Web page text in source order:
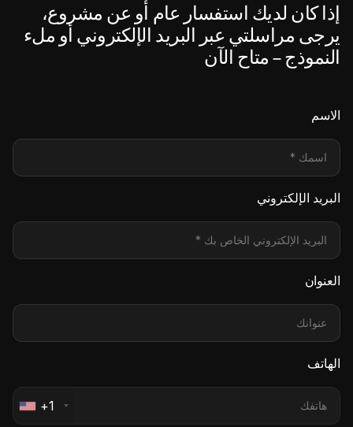
إذا كان لديك استفسار عام أو عن مشروع،
يرجى مراسلتي عبر البريد الإلكتروني أو ملء
النموذج - متاح الآن
الاسم
البريد الإلكتروني
العنوان
الهاتف
+1